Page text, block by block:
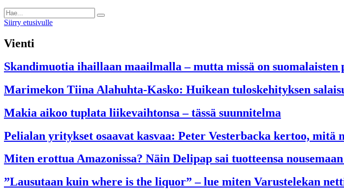
Siirry etusivulle
Vienti
Skandimuotia ihaillaan maailmalla – mutta missä on suomalaisten
Marimekon Tiina Alahuhta-Kasko: Huikean tuloskehityksen
Makia aikoo tuplata liikevaihtonsa – tässä suunnitelma
Pelialan yritykset osaavat kasvaa: Peter Vesterbacka kertoo, mitä
Miten erottua Amazonissa? Näin Delipap sai tuotteensa
”Lausutaan kuin where is the liquor” – lue miten Varustelekan